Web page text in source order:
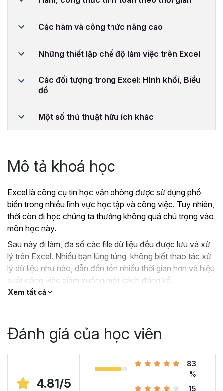
Các hàm và công thức nâng cao
Những thiết lập chế độ làm việc trên Excel
Các đối tượng trong Excel: Hình khối, Biểu
đồ
Một số thủ thuật hữu ích khác
Mô tả khoá học
Excel là công cụ tin học văn phòng được sử dụng phổ
biến trong nhiều lĩnh vực học tập và công việc. Tuy nhiên,
thời còn đi học chúng ta thường không quá chú trọng vào
môn học này.
Sau này đi làm, đa số các file dữ liệu đều được lưu và xử
lý trên Excel. Nhiều bạn lúng túng không biết thao tác xử
lý dữ liệu như nào, dẫn đến tốn nhiều thời gian hơn và hiệu
suất công việc giảm xuống một cách đáng kể.
?Nếu như bạn:
Hoặc trước đây chỉ học lý thuyết nên không biết
Hoặc đã có kiến thức cơ bản về Excel và đang
muốn nâng cao kỹ năng của mình lên.
Xem tất cả
Đánh giá của học viên
4.81/5
83
%
15